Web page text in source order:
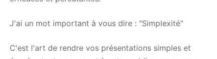
J'ai un mot important à vous dire : "Simplexité"
C'est l'art de rendre vos présentations simples et